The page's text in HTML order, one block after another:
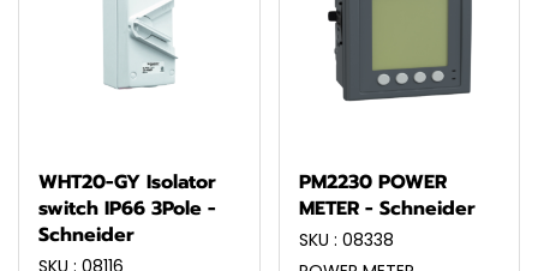
WHT20-GY Isolator
switch IP66 3Pole -
Schneider
SKU : 08116
PM2230 POWER
METER - Schneider
SKU : 08338